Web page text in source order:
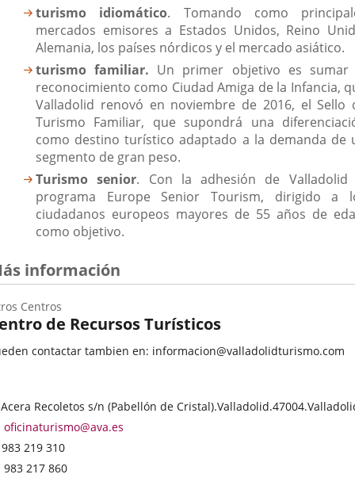
turismo idiomático. Tomando como
mercados emisores a Estados Unidos, Reino
Alemania, los países nórdicos y el mercado asiático.
turismo familiar. Un primer objetivo es sumar
reconocimiento como Ciudad Amiga de la Infancia,
Valladolid renovó en noviembre de 2016, el Sello
Turismo Familiar, que supondrá una
como destino turístico adaptado a la demanda de
segmento de gran peso.
Turismo senior. Con la adhesión de Valladolid
programa Europe Senior Tourism, dirigido a
ciudadanos europeos mayores de 55 años de
como objetivo.
información
de Recursos Turísticos
contactar tambien en: informacion@valladolidturismo.com
Centros
Recoletos s/n (Pabellón de Cristal).Valladolid.47004.
oficinaturismo@ava.es
983 219 310
983 217 860